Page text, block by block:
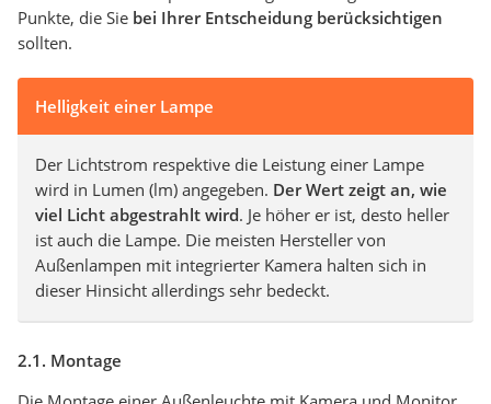
Punkte, die Sie bei Ihrer Entscheidung berücksichtigen
sollten.
Helligkeit einer Lampe
Der Lichtstrom respektive die Leistung einer Lampe
wird in Lumen (lm) angegeben. Der Wert zeigt an, wie
viel Licht abgestrahlt wird. Je höher er ist, desto heller
ist auch die Lampe. Die meisten Hersteller von
Außenlampen mit integrierter Kamera halten sich in
dieser Hinsicht allerdings sehr bedeckt.
2.1. Montage